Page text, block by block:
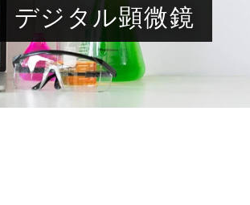
コ
レ
ク
シ
デジタル顕微鏡